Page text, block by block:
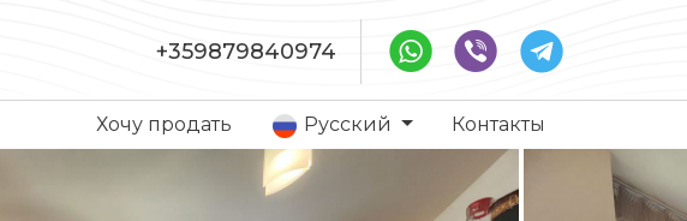
+359879840974
Хочу продать Русский Контакты